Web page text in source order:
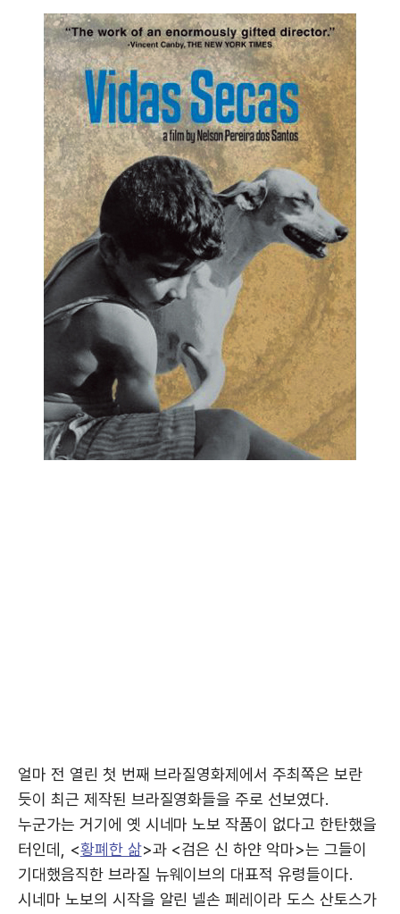
얼마 전 열린 첫 번째 브라질영화제에서 주최쪽은 보란
듯이 최근 제작된 브라질영화들을 주로 선보였다.
누군가는 거기에 옛 시네마 노보 작품이 없다고 한탄했을
터인데, <황폐한 삶>과 <검은 신 하얀 악마>는 그들이
기대했음직한 브라질 뉴웨이브의 대표적 유령들이다.
시네마 노보의 시작을 알린 넬손 페레이라 도스 산토스가